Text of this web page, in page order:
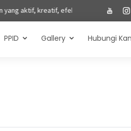
inovatif dan menyenangkan; 2.
PPID Gallery Hubungi